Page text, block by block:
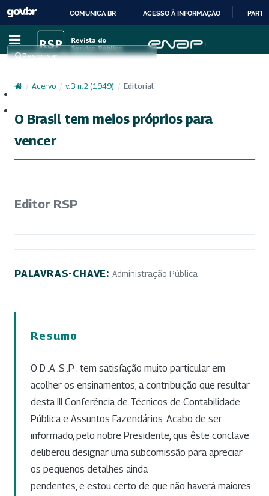
IR
PARA
CONTEÚDO
COMUNICA BR ACESSO À INFORMAÇÃO
Pesquisar
/ Acervo / v. 3 n. 2 (1949) / Editorial
O Brasil tem meios próprios para
vencer
Editor RSP
PALAVRAS-CHAVE: Administração Pública
Resumo
O D .A .S .P . tem satisfação muito particular em
acolher os ensinamentos, a contribuição que resultar
desta III Conferência de Técnicos de Contabilidade
Pública e Assuntos Fazendários. Acabo de ser
informado, pelo nobre Presidente, qus êste conclave
deliberou designar uma subcomissão para apreciar
os pequenos detalhes ainda
pendentes, e estou certo de que não haverá maiores